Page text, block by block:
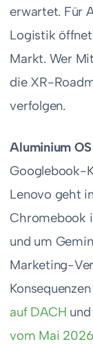
erwartet. Für
Logistik
Markt. Wer
die XR-
verfolgen.
Aluminium OS
Googlebook-
Lenovo geht
Chromebook
und um
Marketing-
auf DACH
vom Mai 2026